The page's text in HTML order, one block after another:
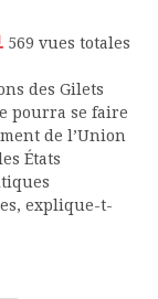
569 vues totales
des Gilets
pourra se faire
de l’Union
États
explique-t-